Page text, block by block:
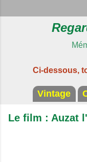
Ci-dessous,
Vintage
Le film : Auzat